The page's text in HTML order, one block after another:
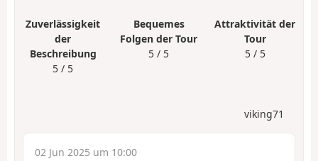
Zuverlässigkeit
der
Beschreibung
5 / 5
Bequemes
Folgen der Tour
5 / 5
Attraktivität der
Tour
5 / 5
viking71
02 Jun 2025 um 10:00